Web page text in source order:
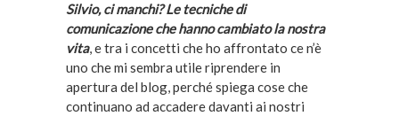
Silvio, ci manchi? Le tecniche di
comunicazione che hanno cambiato la nostra
vita, e tra i concetti che ho affrontato ce n’è
uno che mi sembra utile riprendere in
apertura del blog, perché spiega cose che
continuano ad accadere davanti ai nostri